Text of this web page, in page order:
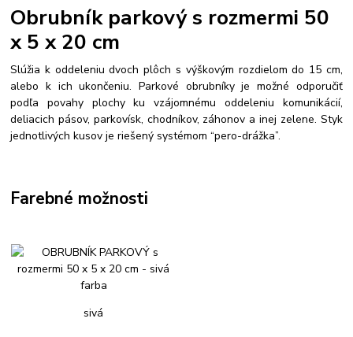
Obrubník parkový s rozmermi 50
x 5 x 20 cm
Slúžia k oddeleniu dvoch plôch s výškovým rozdielom do 15 cm,
alebo k ich ukončeniu. Parkové obrubníky je možné odporučiť
podľa povahy plochy ku vzájomnému oddeleniu komunikácií,
deliacich pásov, parkovísk, chodníkov, záhonov a inej zelene. Styk
jednotlivých kusov je riešený systémom “pero-drážka”.
Farebné možnosti
sivá